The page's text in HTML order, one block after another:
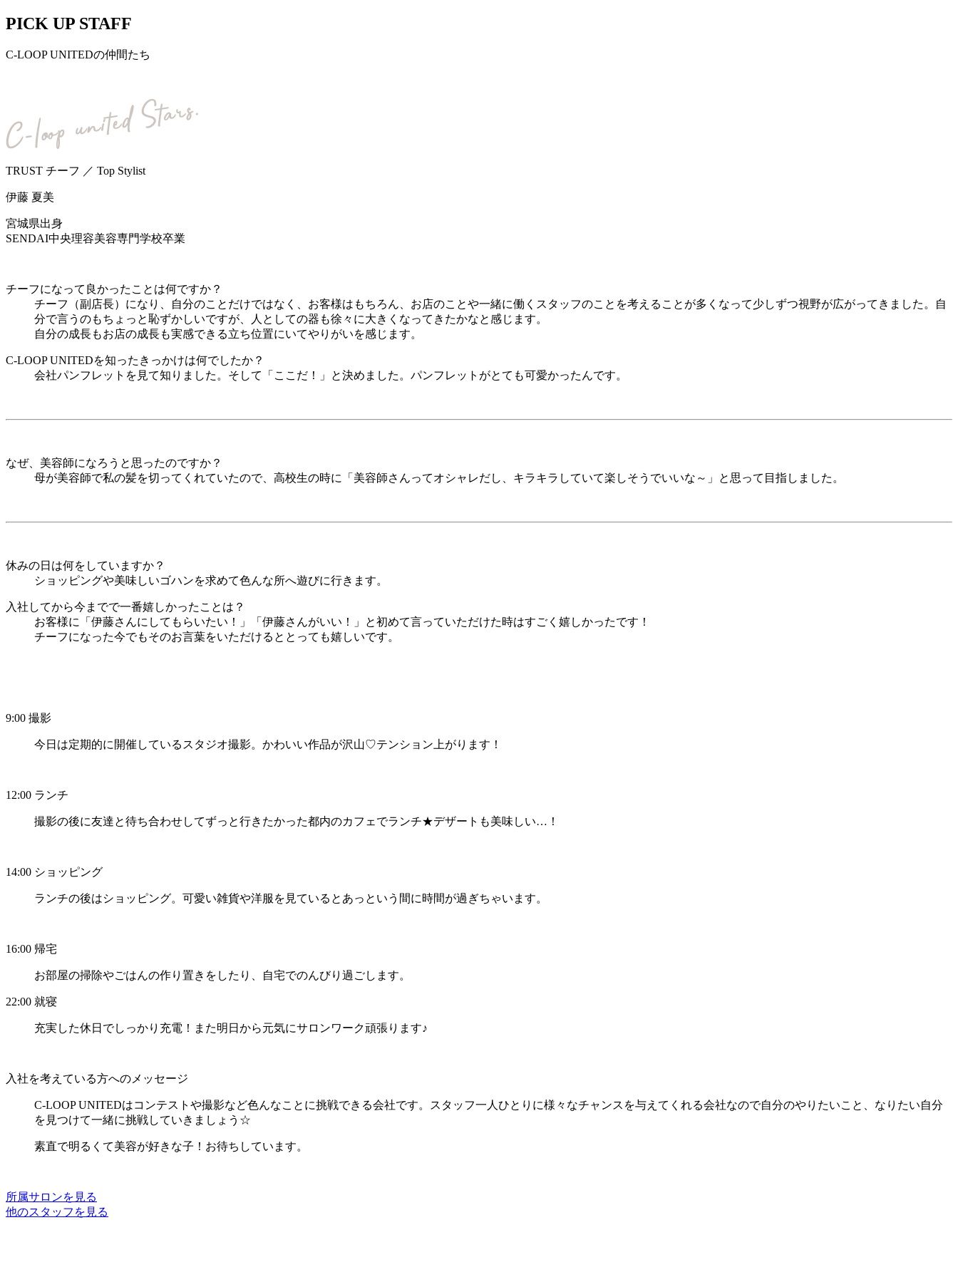
PICK UP STAFF
C-LOOP UNITEDの仲間たち
TRUST チーフ ／ Top Stylist
伊藤 夏美
宮城県出身
SENDAI中央理容美容専門学校卒業
チーフになって良かったことは何ですか？
チーフ（副店長）になり、自分のことだけではなく、お客様はもちろん、お店のことや一緒に働くスタッフのことを考えることが多くなって少しずつ視野が広がってきました。自
分で言うのもちょっと恥ずかしいですが、人としての器も徐々に大きくなってきたかなと感じます。
自分の成長もお店の成長も実感できる立ち位置にいてやりがいを感じます。
C-LOOP UNITEDを知ったきっかけは何でしたか？
会社パンフレットを見て知りました。そして「ここだ！」と決めました。パンフレットがとても可愛かったんです。
なぜ、美容師になろうと思ったのですか？
母が美容師で私の髪を切ってくれていたので、高校生の時に「美容師さんってオシャレだし、キラキラしていて楽しそうでいいな～」と思って目指しました。
休みの日は何をしていますか？
ショッピングや美味しいゴハンを求めて色んな所へ遊びに行きます。
入社してから今までで一番嬉しかったことは？
お客様に「伊藤さんにしてもらいたい！」「伊藤さんがいい！」と初めて言っていただけた時はすごく嬉しかったです！
チーフになった今でもそのお言葉をいただけるととっても嬉しいです。
9:00 撮影
今日は定期的に開催しているスタジオ撮影。かわいい作品が沢山♡テンション上がります！
12:00 ランチ
撮影の後に友達と待ち合わせしてずっと行きたかった都内のカフェでランチ★デザートも美味しい…！
14:00 ショッピング
ランチの後はショッピング。可愛い雑貨や洋服を見ているとあっという間に時間が過ぎちゃいます。
16:00 帰宅
お部屋の掃除やごはんの作り置きをしたり、自宅でのんびり過ごします。
22:00 就寝
充実した休日でしっかり充電！また明日から元気にサロンワーク頑張ります♪
入社を考えている方へのメッセージ
C-LOOP UNITEDはコンテストや撮影など色んなことに挑戦できる会社です。スタッフ一人ひとりに様々なチャンスを与えてくれる会社なので自分のやりたいこと、なりたい自分
を見つけて一緒に挑戦していきましょう☆
素直で明るくて美容が好きな子！お待ちしています。
所属サロンを見る
他のスタッフを見る